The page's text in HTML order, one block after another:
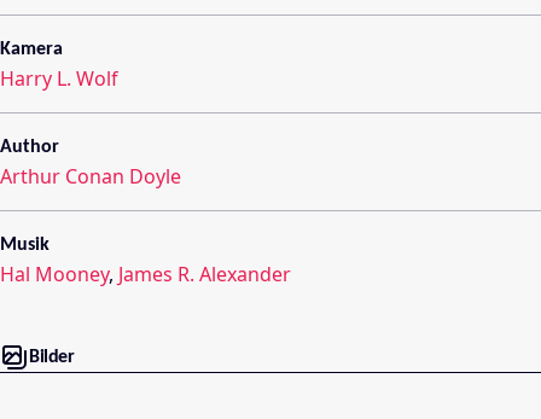
Kamera
Harry L. Wolf
Author
Arthur Conan Doyle
Musik
Hal Mooney, James R. Alexander
Bilder